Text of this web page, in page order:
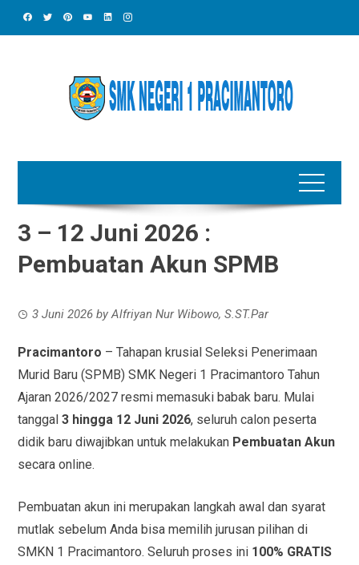
3 – 12 Juni 2026 :
Pembuatan Akun SPMB
3 Juni 2026 byAlfriyan Nur Wibowo, S.ST.Par
Pracimantoro – Tahapan krusial Seleksi Penerimaan
Murid Baru (SPMB) SMK Negeri 1 Pracimantoro Tahun
Ajaran 2026/2027 resmi memasuki babak baru. Mulai
tanggal3 hingga 12 Juni 2026, seluruh calon peserta
didik baru diwajibkan untuk melakukan Pembuatan Akun
secara online.
Pembuatan akun ini merupakan langkah awal dan syarat
mutlak sebelum Anda bisa memilih jurusan pilihan di
SMKN 1 Pracimantoro. Seluruh proses ini 100% GRATIS